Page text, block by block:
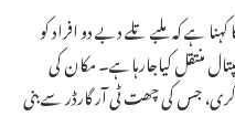
ہے کہ ملبے تلے دبے دو افراد کو
منتقل کیاجارہاہے۔ مکان کی
جس کی چھت ٹی آر گارڈر سے بنی